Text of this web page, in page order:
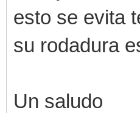
esto se evita
su rodadura
Un saludo